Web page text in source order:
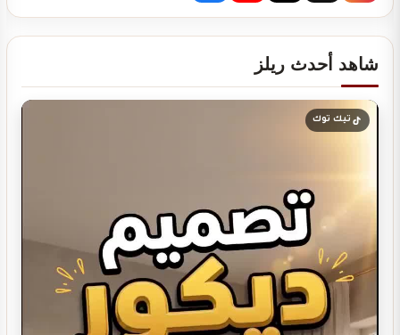
تصميم ديكور مطعم برجر يجذب العملاء ويرفع…
تصميم ديكور مطعم مندي عصري يجذب الزبائن…
شاهد أحدث ريلز
تيك توك